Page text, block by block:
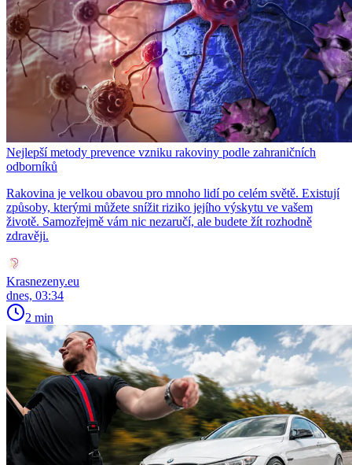
Nejlepší metody prevence vzniku rakoviny podle zahraničních
odborníků
Rakovina je velkou obavou pro mnoho lidí po celém světě. Existují
způsoby, kterými můžete snížit riziko jejího výskytu ve vašem
životě. Samozřejmě vám nic nezaručí, ale budete žít rozhodně
zdravěji.
Krasnezeny.eu
dnes, 03:34
2 min